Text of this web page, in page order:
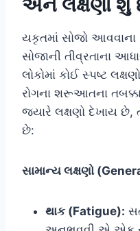
યકૃતમાં સોજો
સોજાની તીવ્રતાના
લોકોમાં કોઈ સ્પષ્ટ
રોગના શરૂઆતના
જ્યારે લક્ષણો દેખાય
છે:
સામાન્ય લક્ષણો
થાક (Fatigue):